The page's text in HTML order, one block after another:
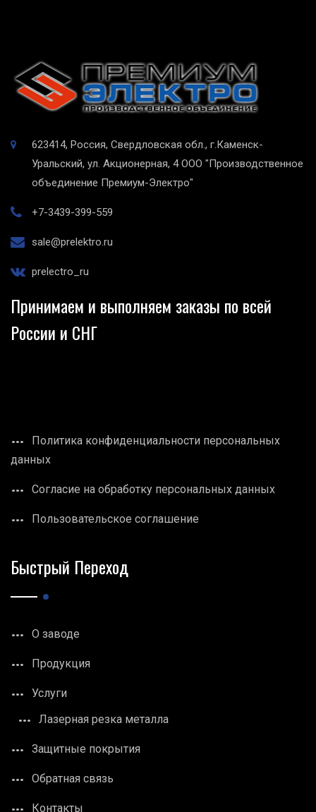
623414, Россия, Свердловская обл., г.Каменск-
Уральский, ул. Акционерная, 4 ООО "Производственное
объединение Премиум-Электро"
+7-3439-399-559
sale@prelektro.ru
prelectro_ru
Принимаем и выполняем заказы по всей
России и СНГ
Политика конфиденциальности персональных
данных
Согласие на обработку персональных данных
Пользовательское соглашение
Быстрый Переход
О заводе
Продукция
Услуги
Лазерная резка металла
Защитные покрытия
Обратная связь
Контакты